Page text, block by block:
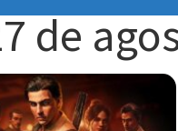
de